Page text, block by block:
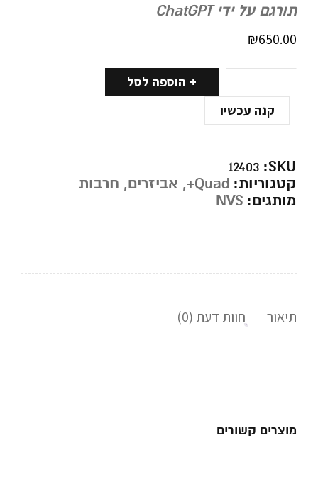
תורגם על ידי ChatGPT
₪650.00
הוספה לסל
קנה עכשיו
SKU:
12403
קטגוריות: Quad+
, אביזרים, חרבות
מותגים: NVS
תיאור חוות דעת (0)
מוצרים קשורים